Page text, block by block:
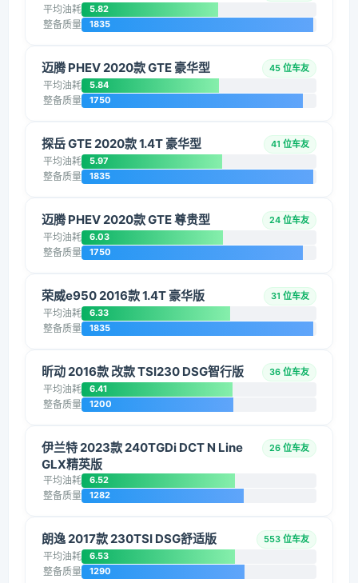
平均油耗 5.82
整备质量 1835
迈腾 PHEV 2020款 GTE 豪华型 45 位车友
平均油耗 5.84
整备质量 1750
探岳 GTE 2020款 1.4T 豪华型 41 位车友
平均油耗 5.97
整备质量 1835
迈腾 PHEV 2020款 GTE 尊贵型 24 位车友
平均油耗 6.03
整备质量 1750
荣威e950 2016款 1.4T 豪华版 31 位车友
平均油耗 6.33
整备质量 1835
昕动 2016款 改款 TSI230 DSG智行版 36 位车友
平均油耗 6.41
整备质量 1200
伊兰特 2023款 240TGDi DCT N Line
GLX精英版
26 位车友
平均油耗 6.52
整备质量 1282
朗逸 2017款 230TSI DSG舒适版 553 位车友
平均油耗 6.53
整备质量 1290